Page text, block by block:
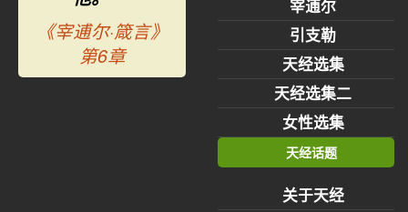
《宰逋尔·箴言》
第6章
宰逋尔
引支勒
天经选集
天经选集二
女性选集
天经话题
关于天经